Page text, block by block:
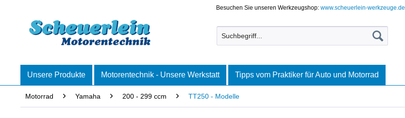
Besuchen Sie unseren Werkzeugshop:www.scheuerlein-werkzeuge.de
Unsere Produkte Motorentechnik - Unsere Werkstatt Tipps vom Praktiker für Auto und Motorrad
Motorrad Yamaha 200 - 299 ccm TT250 - Modelle